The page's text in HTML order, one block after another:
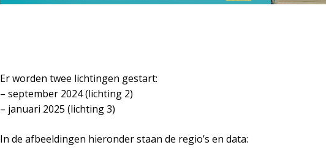
Er worden twee lichtingen gestart:
– september 2024 (lichting 2)
– januari 2025 (lichting 3)
In de afbeeldingen hieronder staan de regio’s en data: